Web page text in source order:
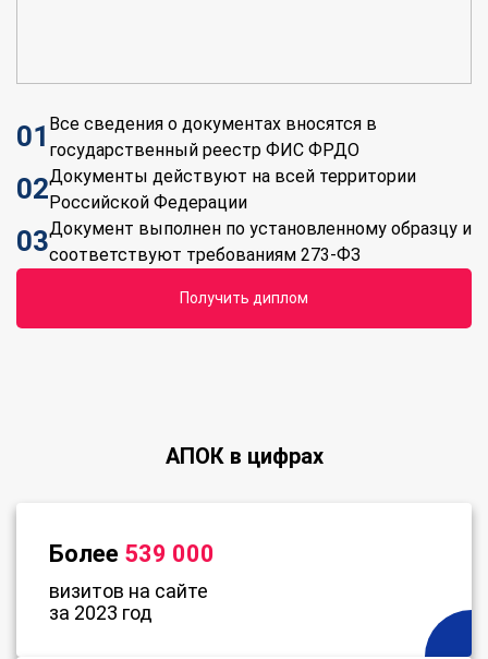
01 Все сведения о документах вносятся в
государственный реестр ФИС ФРДО
02Документы действуют на всей территории
Российской Федерации
03Документ выполнен по установленному образцу и
соответствуют требованиям 273-ФЗ
получить диплом
АПОК в цифрах
Более 539 000
визитов на сайте
за 2023 год